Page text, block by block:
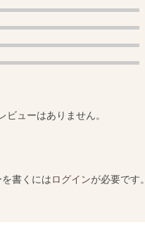
ビューはありません。
書くにはログインが必要です。